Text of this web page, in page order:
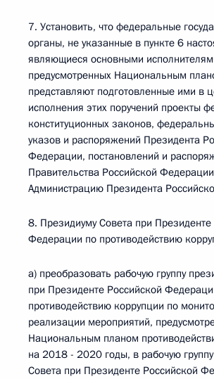
7. Установить, что федеральные
органы, не указанные в пункте 6
являющиеся основными
предусмотренных Национальным
представляют подготовленные ими в
исполнения этих поручений проекты
конституционных законов,
указов и распоряжений Президента
Федерации, постановлений и
Правительства Российской
Администрацию Президента
8. Президиуму Совета при Президенте
Федерации по противодействию
а) преобразовать рабочую группу
при Президенте Российской
противодействию коррупции по
реализации мероприятий,
Национальным планом
на 2018 - 2020 годы, в рабочую
Совета при Президенте Российской